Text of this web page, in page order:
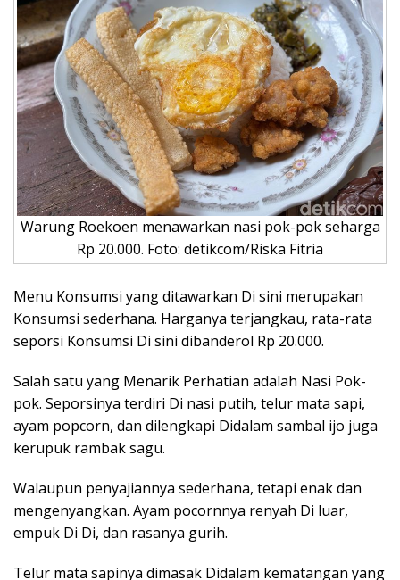
Warung Roekoen menawarkan nasi pok-pok seharga
Rp 20.000. Foto: detikcom/Riska Fitria
Menu Konsumsi yang ditawarkan Di sini merupakan
Konsumsi sederhana. Harganya terjangkau, rata-rata
seporsi Konsumsi Di sini dibanderol Rp 20.000.
Salah satu yang Menarik Perhatian adalah Nasi Pok-
pok. Seporsinya terdiri Di nasi putih, telur mata sapi,
ayam popcorn, dan dilengkapi Didalam sambal ijo juga
kerupuk rambak sagu.
Walaupun penyajiannya sederhana, tetapi enak dan
mengenyangkan. Ayam pocornnya renyah Di luar,
empuk Di Di, dan rasanya gurih.
Telur mata sapinya dimasak Didalam kematangan yang